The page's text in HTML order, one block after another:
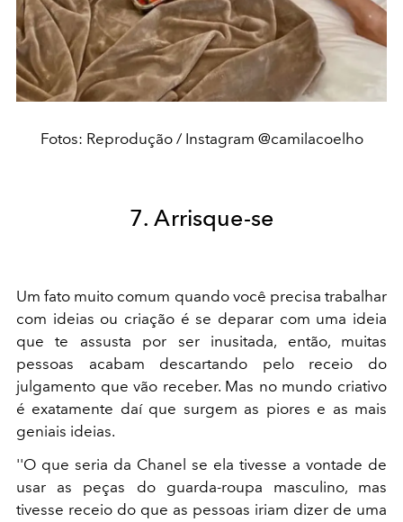
Fotos: Reprodução / Instagram @camilacoelho
7. Arrisque-se
Um fato muito comum quando você precisa trabalhar
com ideias ou criação é se deparar com uma ideia
que te assusta por ser inusitada, então, muitas
pessoas acabam descartando pelo receio do
julgamento que vão receber. Mas no mundo criativo
é exatamente daí que surgem as piores e as mais
geniais ideias.
''O que seria da Chanel se ela tivesse a vontade de
usar as peças do guarda-roupa masculino, mas
tivesse receio do que as pessoas iriam dizer de uma